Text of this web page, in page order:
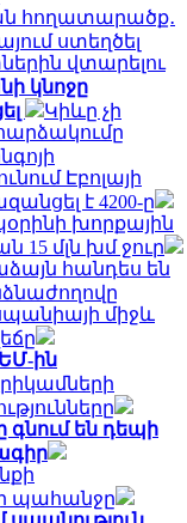
հողատարածք․
ստեղծել
վտարելու
կնոջը
Կիևը չի
Էբոլայի
է 4200-ը
խորքային
15 մլն խմ ջուր
հանդես են
միջև
ին
են դեպի
պահանջը